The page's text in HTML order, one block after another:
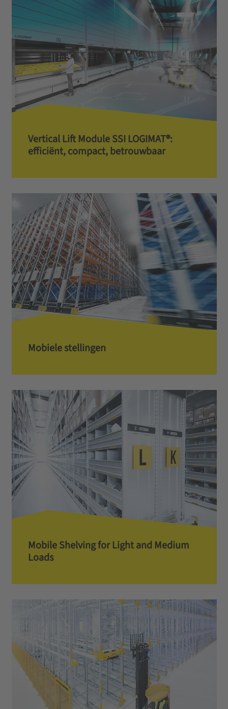
Vertical Lift Module SSI LOGIMAT®:
efficiënt, compact, betrouwbaar
Mobiele stellingen
Mobile Shelving for Light and Medium
Loads